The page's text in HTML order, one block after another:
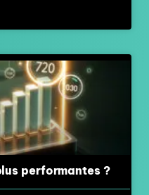
performantes ?